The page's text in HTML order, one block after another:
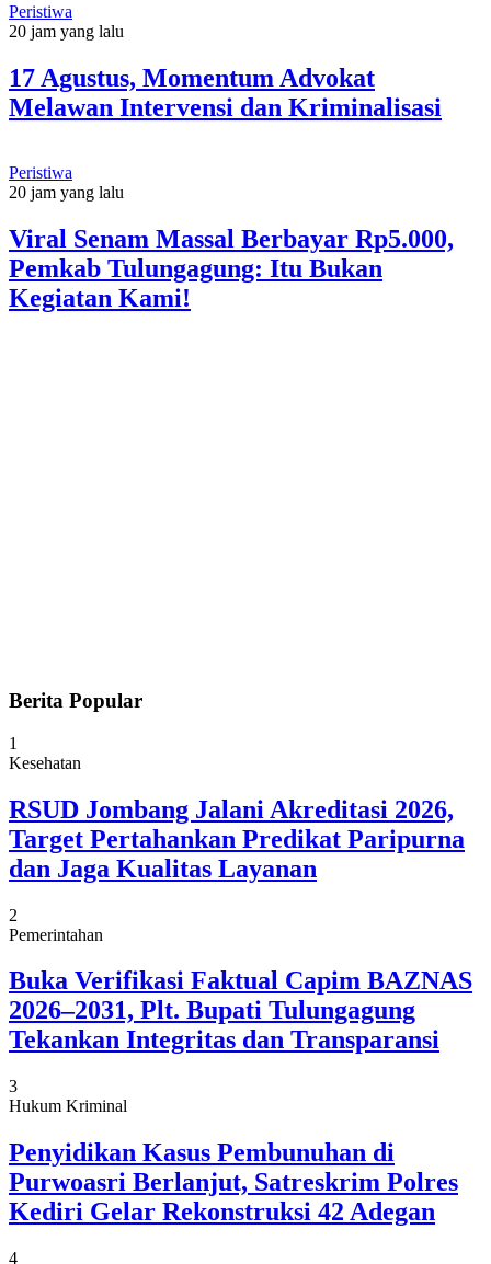
Peristiwa
20 jam yang lalu
17 Agustus, Momentum Advokat
Melawan Intervensi dan Kriminalisasi
Peristiwa
20 jam yang lalu
Viral Senam Massal Berbayar Rp5.000,
Pemkab Tulungagung: Itu Bukan
Kegiatan Kami!
Berita Popular
1
Kesehatan
RSUD Jombang Jalani Akreditasi 2026,
Target Pertahankan Predikat Paripurna
dan Jaga Kualitas Layanan
2
Pemerintahan
Buka Verifikasi Faktual Capim BAZNAS
2026–2031, Plt. Bupati Tulungagung
Tekankan Integritas dan Transparansi
3
Hukum Kriminal
Penyidikan Kasus Pembunuhan di
Purwoasri Berlanjut, Satreskrim Polres
Kediri Gelar Rekonstruksi 42 Adegan
4